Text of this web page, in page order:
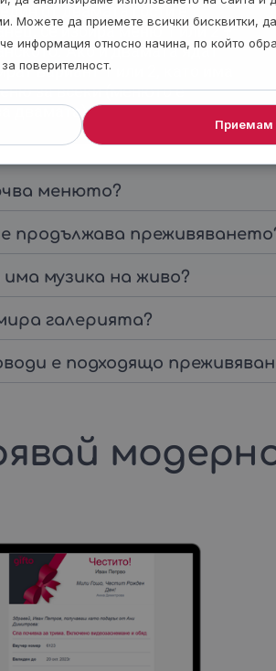
от двамата гости е
се избира меню 1 или 2 +
Ако и двамата ядат
вариант 1 или 2, като има
за всеки (менюто е
двамата).
менюто?
продължава
музика на живо?
галерията?
е подходящо
Можете да приемете всички бисквитки,
информация относно начина, по който
поверителност.
Приемам